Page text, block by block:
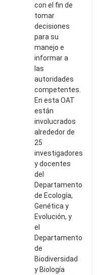
con el fin de
tomar
decisiones
para su
manejo e
informar a
las
autoridades
competentes.
En esta OAT
están
involucrados
alrededor de
25
investigadores
y docentes
del
Departamento
de Ecología,
Genética y
Evolución, y
el
Departamento
de
Biodiversidad
y Biología